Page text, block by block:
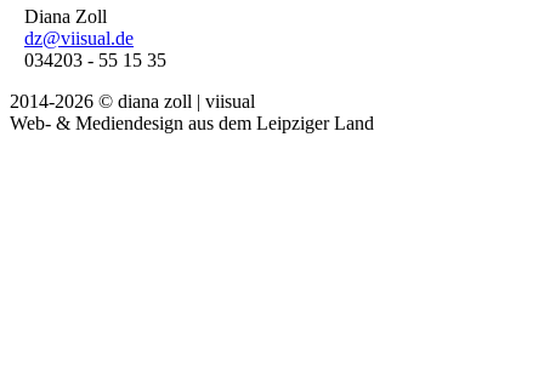
Diana Zoll
dz@viisual.de
034203 - 55 15 35
2014-2026 © diana zoll | viisual
Web- & Mediendesign aus dem Leipziger Land